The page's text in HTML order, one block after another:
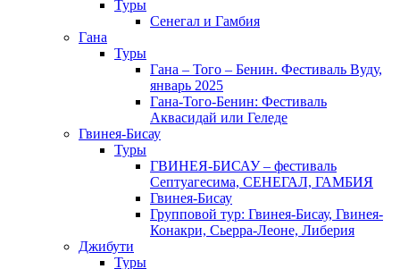
Туры
Сенегал и Гамбия
Гана
Туры
Гана – Того – Бенин. Фестиваль Вуду,
январь 2025
Гана-Того-Бенин: Фестиваль
Аквасидай или Геледе
Гвинея-Бисау
Туры
ГВИНЕЯ-БИСАУ – фестиваль
Септуагесима, СЕНЕГАЛ, ГАМБИЯ
Гвинея-Бисау
Групповой тур: Гвинея-Бисау, Гвинея-
Конакри, Сьерра-Леоне, Либерия
Джибути
Туры